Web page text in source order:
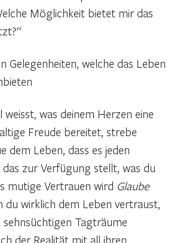
Möglichkeit bietet mir das
Gelegenheiten, welche das Leben
weisst, was deinem Herzen eine
Freude bereitet, strebe
dem Leben, dass es jeden
zur Verfügung stellt, was du
mutige Vertrauen wird Glaube
du wirklich dem Leben vertraust,
sehnsüchtigen Tagträume
der Realität mit all ihren